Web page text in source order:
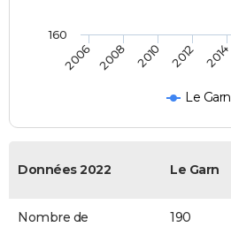
Le Garn
2006 2008 2010 2012 2014
160
Données 2022 Le Garn
Nombre de
190